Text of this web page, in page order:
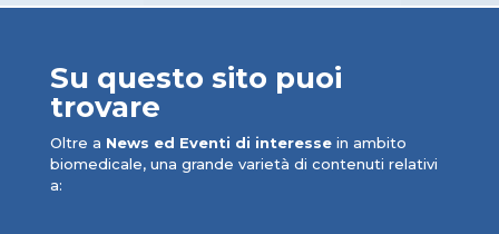
Su questo sito puoi
trovare
Oltre a News ed Eventi di interessein ambito
biomedicale, una grande varietà di contenuti relativi
a: